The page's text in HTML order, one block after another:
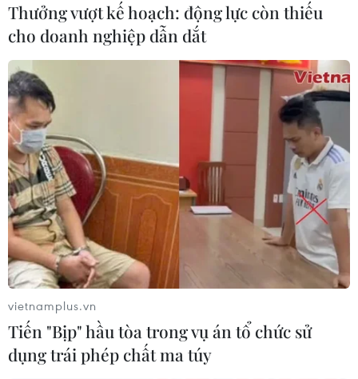
TIN CÙNG CHUYÊN MỤC
Thưởng vượt kế hoạch: động lực còn thiếu
cho doanh nghiệp dẫn dắt
vietnamplus.vn
Tiến "Bịp" hầu tòa trong vụ án tổ chức sử
dụng trái phép chất ma túy